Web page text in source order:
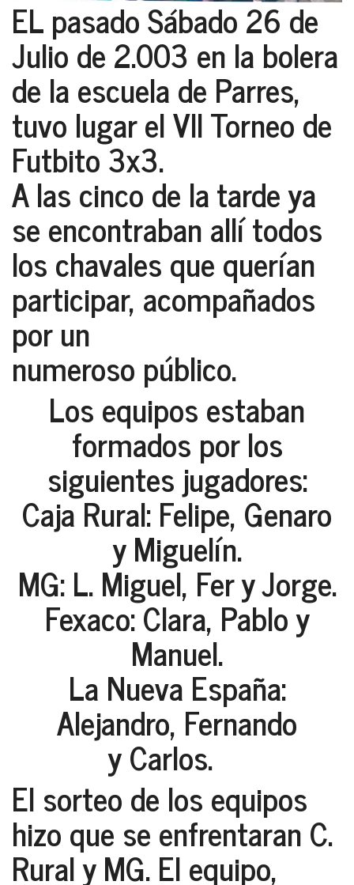
EL pasado Sábado 26 de
Julio de 2.003 en la bolera
de la escuela de Parres,
tuvo lugar elVII Torneo de
Futbito 3x3.
A las cinco de la tarde ya
se encontraban allí todos
los chavales que querían
participar, acompañados
por un
numeroso público.
Los equipos estaban
formados por los
siguientes jugadores:
Caja Rural: Felipe, Genaro
y Miguelín.
MG: L. Miguel, Fer y Jorge.
Fexaco: Clara, Pablo y
Manuel.
La Nueva España:
Alejandro, Fernando
y Carlos.
El sorteo de los equipos
hizo que se enfrentaran C.
Rural y MG. El equipo,